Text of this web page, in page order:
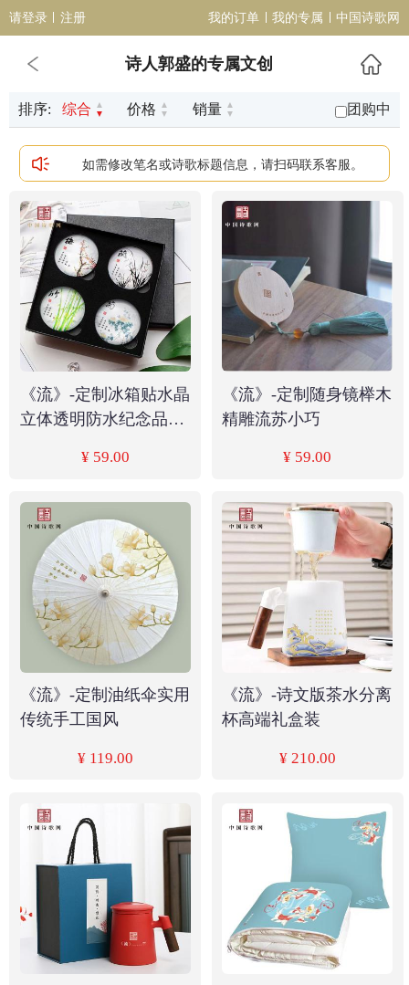
请登录 注册 我的订单 我的专属 中国诗歌网
诗人郭盛的专属文创
排序: 综合
▲
▼
价格
▲
▼
销量
▲
▼
团购中
如需修改笔名或诗歌标题信息，请扫码联系客服。
《流》-定制冰箱贴水晶
立体透明防水纪念品礼
¥ 59.00
《流》-定制随身镜榉木
精雕流苏小巧
¥ 59.00
《流》-定制油纸伞实用
传统手工国风
¥ 119.00
《流》-诗文版茶水分离
杯高端礼盒装
¥ 210.00